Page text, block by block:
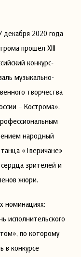
декабря 2020 года
прошёл XIII
конкурс-
музыкально-
творчества
– Кострома».
народный
«Тверичане»
сердца зрителей и
жюри.
номинациях:
исполнительского
по которому
в конкурсе